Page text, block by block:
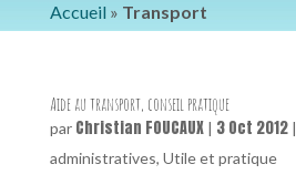
Accueil » Transport
Aide au transport, conseil pratique
par Christian FOUCAUX| 3 Oct 2012|
administratives, Utile et pratique